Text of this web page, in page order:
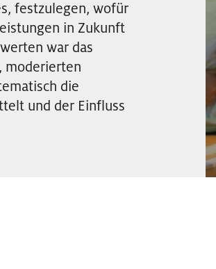
festzulegen, wofür
in Zukunft
war das
moderierten
die
und der Einfluss